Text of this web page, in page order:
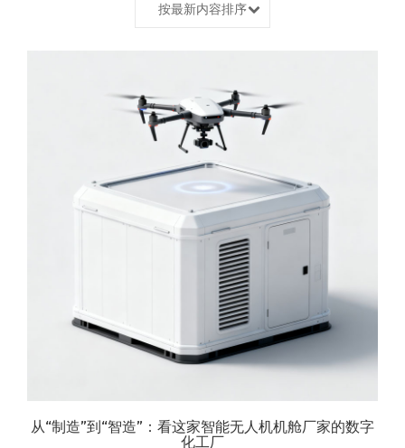
按最新内容排序
从“制造”到“智造”：看这家智能无人机机舱厂家的数字
化工厂